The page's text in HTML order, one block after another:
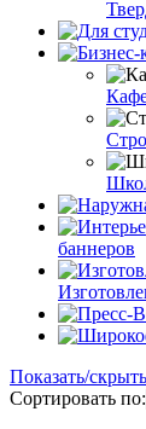
баннеров
Показать/
Сортировать по: